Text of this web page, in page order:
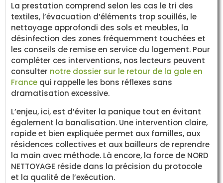
La prestation comprend selon les cas le tri des
textiles, l’évacuation d’éléments trop souillés, le
nettoyage approfondi des sols et meubles, la
désinfection des zones fréquemment touchées et
les conseils de remise en service du logement. Pour
compléter ces interventions, nos lecteurs peuvent
consulter notre dossier sur le retour de la gale en
France qui rappelle les bons réflexes sans
dramatisation excessive.
L’enjeu, ici, est d’éviter la panique tout en évitant
également la banalisation. Une intervention claire,
rapide et bien expliquée permet aux familles, aux
résidences collectives et aux bailleurs de reprendre
la main avec méthode. Là encore, la force de NORD
NETTOYAGE réside dans la précision du protocole
et la qualité de l’exécution.